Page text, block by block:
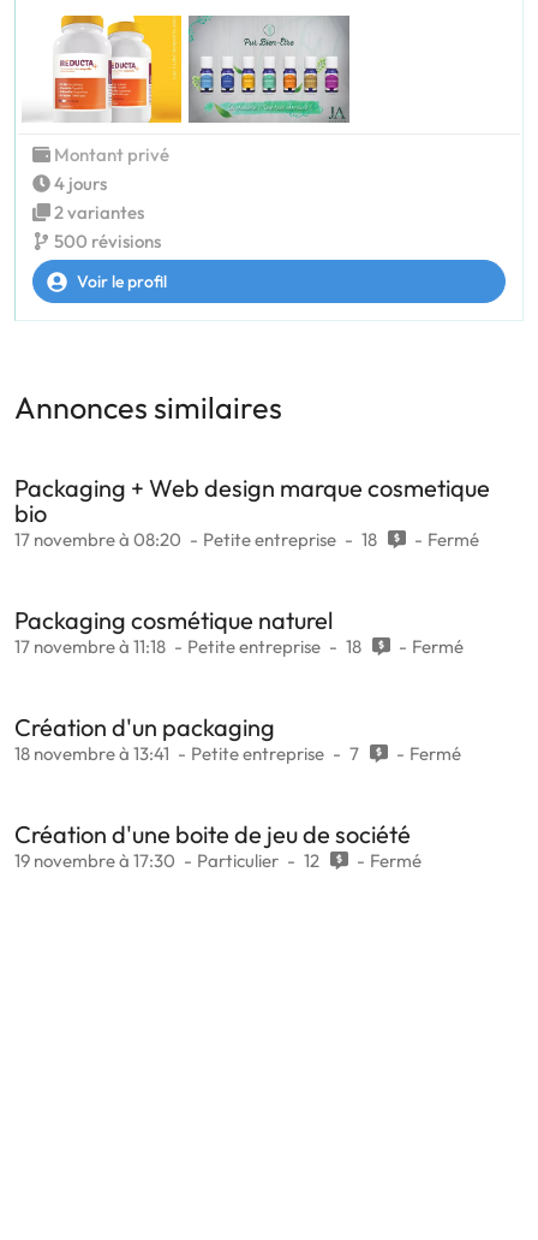
Montant privé
4 jours
2 variantes
500 révisions
Voir le profil
Annonces similaires
Packaging + Web design marque cosmetique
bio
17 novembre à 08:20 Petite entreprise 18 Fermé
Packaging cosmétique naturel
17 novembre à 11:18 Petite entreprise 18 Fermé
Création d'un packaging
18 novembre à 13:41 Petite entreprise 7 Fermé
Création d'une boite de jeu de société
19 novembre à 17:30 Particulier 12 Fermé